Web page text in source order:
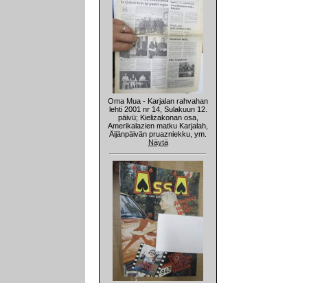
Oma Mua - Karjalan rahvahan
lehti 2001 nr 14, Sulakuun 12.
päivü; Kielizakonan osa,
Amerikalazien matku Karjalah,
Äijänpäivän pruazniekku, ym.
Näytä